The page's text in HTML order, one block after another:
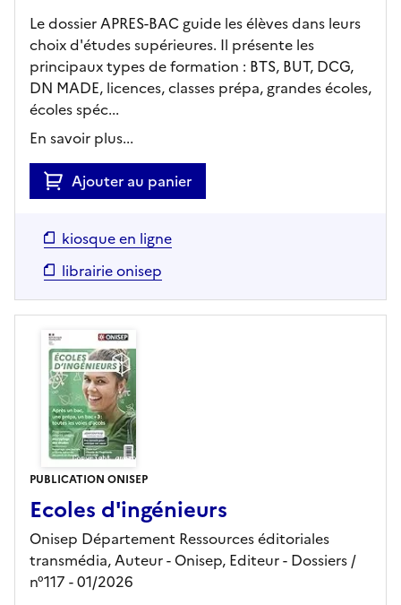
Le dossier APRES-BAC guide les élèves dans leurs
choix d'études supérieures. Il présente les
principaux types de formation : BTS, BUT, DCG,
DN MADE, licences, classes prépa, grandes écoles,
écoles spéc...
En savoir plus...
Ajouter au panier
kiosque en ligne
librairie onisep
PUBLICATION ONISEP
Ecoles d'ingénieurs
Onisep Département Ressources éditoriales
transmédia, Auteur - Onisep, Editeur- Dossiers /
n°117 - 01/2026